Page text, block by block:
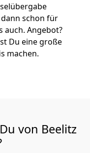
schon für
auch. Angebot?
Du eine große
machen.
von Beelitz